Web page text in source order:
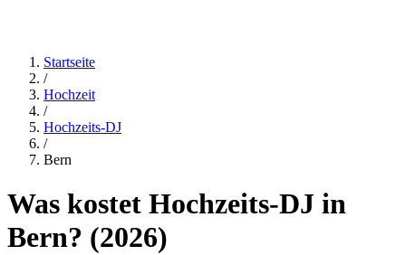
Startseite
/
Hochzeit
/
Hochzeits-DJ
/
Bern
Was kostet Hochzeits-DJ in
Bern? (2026)